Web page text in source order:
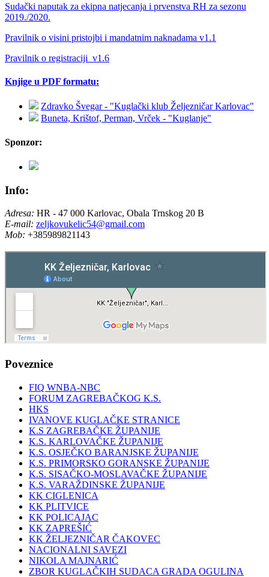
Sudački naputak za ekipna natjecanja i prvenstva RH za sezonu
2019./2020.
Pravilnik o visini pristojbi i mandatnim naknadama v1.1
Pravilnik o registraciji_v1.6
Knjige u PDF formatu:
Zdravko Švegar - "Kuglački klub Željezničar Karlovac"
Buneta, Krištof, Perman, Vrček - "Kuglanje"
Sponzor:
Info:
Adresa: HR - 47 000 Karlovac, Obala Trnskog 20 B
E-mail: zeljkovukelic54@gmail.com
Mob: +385989821143
Poveznice
FIQ WNBA-NBC
FORUM ZAGREBAČKOG K.S.
HKS
IVANOVE KUGLAČKE STRANICE
K.S ZAGREBAČKE ŽUPANIJE
K.S. KARLOVAČKE ŽUPANIJE
K.S. OSJEČKO BARANJSKE ŽUPANIJE
K.S. PRIMORSKO GORANSKE ŽUPANIJE
K.S. SISAČKO-MOSLAVAČKE ŽUPANIJE
K.S. VARAŽDINSKE ŽUPANIJE
KK CIGLENICA
KK PLITVICE
KK POLICAJAC
KK ZAPREŠIĆ
KK ŽELJEZNIČAR ČAKOVEC
NACIONALNI SAVEZI
NIKOLA MAJNARIĆ
ZBOR KUGLAČKIH SUDACA GRADA OGULINA